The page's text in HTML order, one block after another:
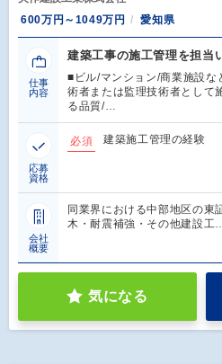
600万円～1049万円
愛知県
仕事
内容
建築工事の施工管理を担当
■ビル/マンション/商業施設な
術者または監理技術者として
る品質/…
応募
資格
必須 建築施工管理の経験
会社
概要
同業界における中部地区の東
木・耐震補強・その他建設工
気になる